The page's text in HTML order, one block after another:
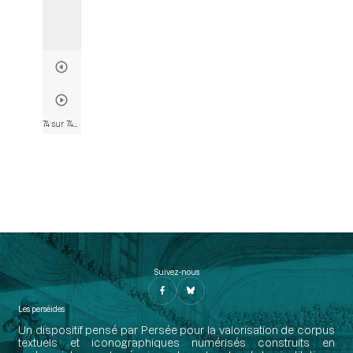
Suivez-nous
Les perséides
Un dispositif pensé par Persée pour la valorisation de corpus
textuels et iconographiques numérisés construits en